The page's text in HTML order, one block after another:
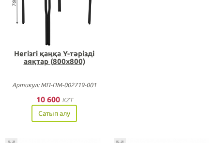
Негізгі қаңқа Y-тәрізді
аяқтар (800х800)
Артикул: МП-ПМ-002719-001
10 600 KZT
Сатып алу